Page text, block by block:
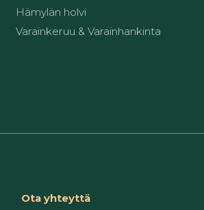
Hämylän holvi
Varainkeruu & Varainhankinta
Ota yhteyttä